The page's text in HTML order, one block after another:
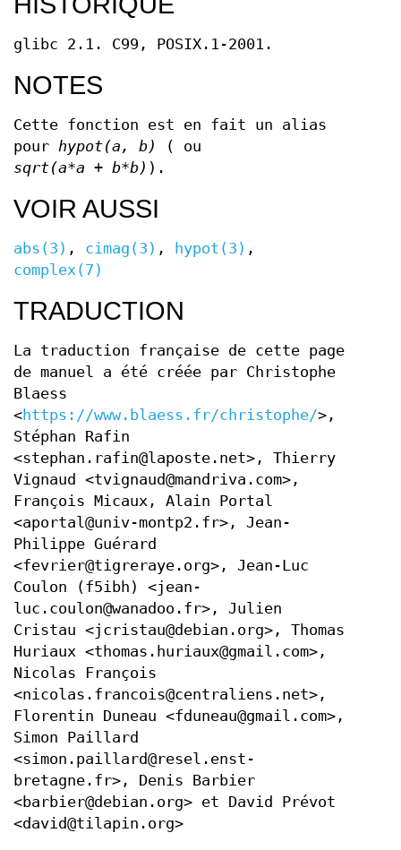
glibc 2.1. C99, POSIX.1-2001.
NOTES
Cette fonction est en fait un alias
pour hypot(a, b)
( ou
sqrt(a*a + b*b) ).
VOIR AUSSI
abs(3) , cimag(3) , hypot(3) ,
complex(7)
TRADUCTION
La traduction française de cette page
de manuel a été créée par Christophe
Blaess
<https://www.blaess.fr/christophe/>,
Stéphan Rafin
<stephan.rafin@laposte.net>, Thierry
Vignaud <tvignaud@mandriva.com>,
François Micaux, Alain Portal
<aportal@univ-montp2.fr>, Jean-
Philippe Guérard
<fevrier@tigreraye.org>, Jean-Luc
Coulon (f5ibh) <jean-
luc.coulon@wanadoo.fr>, Julien
Cristau <jcristau@debian.org>, Thomas
Huriaux <thomas.huriaux@gmail.com>,
Nicolas François
<nicolas.francois@centraliens.net>,
Florentin Duneau <fduneau@gmail.com>,
Simon Paillard
<simon.paillard@resel.enst-
bretagne.fr>, Denis Barbier
<barbier@debian.org> et David Prévot
<david@tilapin.org>